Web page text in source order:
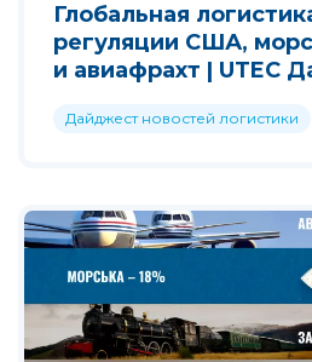
Глобальная
регуляции США,
и авиафрахт | UTEC
Дайджест новостей логистики